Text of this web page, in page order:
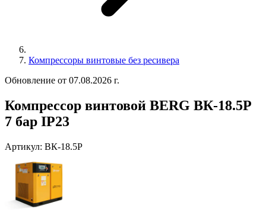
Компрессоры винтовые без ресивера
Обновление от 07.08.2026 г.
Компрессор винтовой BERG ВК-18.5Р
7 бар IP23
Артикул: ВК-18.5Р